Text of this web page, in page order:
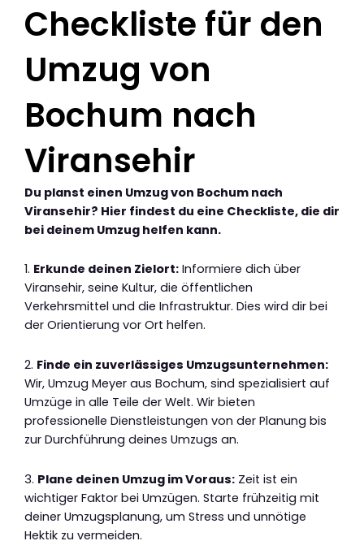
Checkliste für den
Umzug von
Bochum nach
Viransehir
Du planst einen Umzug von Bochum nach
Viransehir? Hier findest du eine Checkliste, die dir
bei deinem Umzug helfen kann.
1. Erkunde deinen Zielort: Informiere dich über
Viransehir, seine Kultur, die öffentlichen
Verkehrsmittel und die Infrastruktur. Dies wird dir bei
der Orientierung vor Ort helfen.
2. Finde ein zuverlässiges Umzugsunternehmen:
Wir, Umzug Meyer aus Bochum, sind spezialisiert auf
Umzüge in alle Teile der Welt. Wir bieten
professionelle Dienstleistungen von der Planung bis
zur Durchführung deines Umzugs an.
3. Plane deinen Umzug im Voraus: Zeit ist ein
wichtiger Faktor bei Umzügen. Starte frühzeitig mit
deiner Umzugsplanung, um Stress und unnötige
Hektik zu vermeiden.